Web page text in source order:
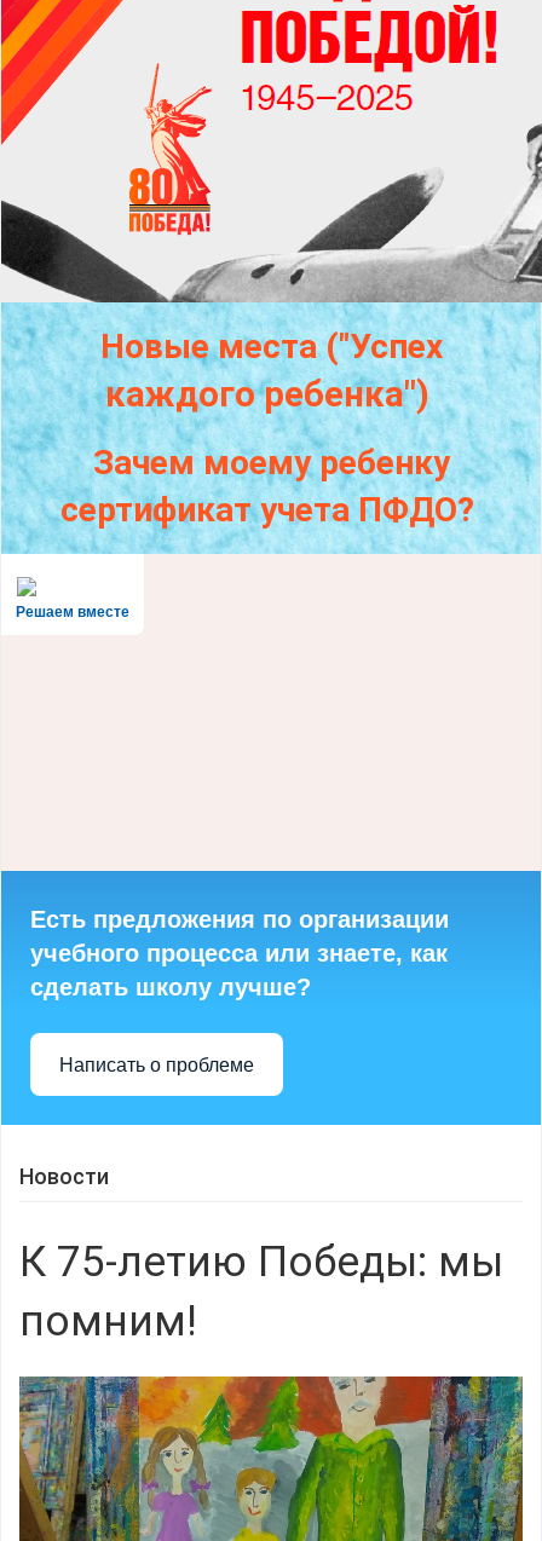
Новые места ("Успех
каждогоребенка")
Зачем моему ребенку
сертификат учета ПФДО?
Решаем вместе
Есть предложения по организации
учебного процесса или знаете, как
сделать школу лучше?
Написать о проблеме
Новости
К 75-летию Победы: мы
помним!